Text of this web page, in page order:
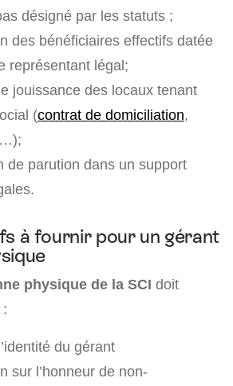
désigné par les statuts ;
des bénéficiaires effectifs datée
représentant légal;
jouissance des locaux tenant
(contrat de domiciliation,
de parution dans un support
à fournir pour un gérant
physique de la SCI doit
du gérant
sur l’honneur de non-